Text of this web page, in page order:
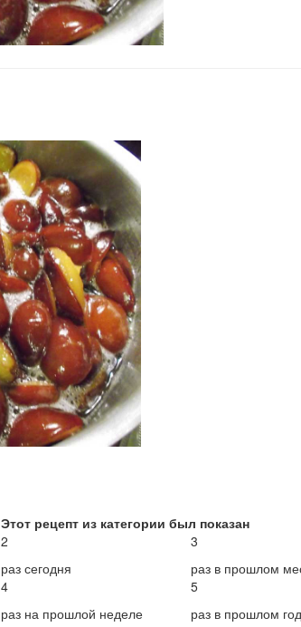
Этот рецепт из категории был показан
2
раз сегодня
3
раз в прошлом
4
раз на прошлой неделе
5
раз в прошлом